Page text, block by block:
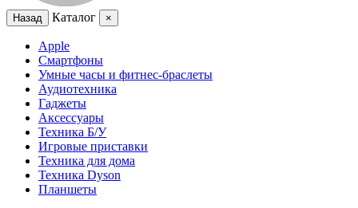
Назад Каталог ×
Apple
Смартфоны
Умные часы и фитнес-браслеты
Аудиотехника
Гаджеты
Аксессуары
Техника Б/У
Игровые приставки
Техника для дома
Техника Dyson
Планшеты